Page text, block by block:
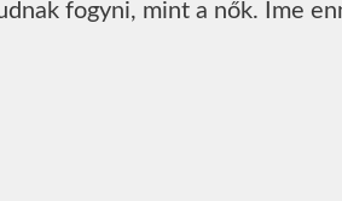
fogyni, mint a nők. Íme